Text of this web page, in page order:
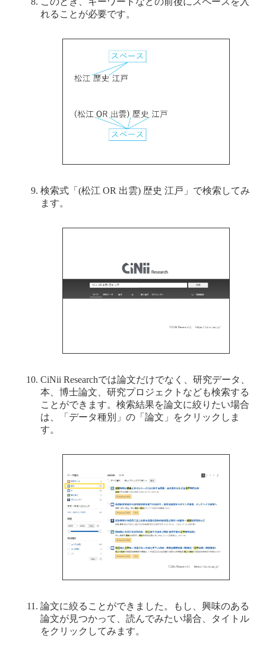
れることが必要です。
検索式「(松江 OR 出雲) 歴史 江戸」で検索してみ
ます。
CiNii Researchでは論文だけでなく、研究データ、
本、博士論文、研究プロジェクトなども検索する
ことができます。検索結果を論文に絞りたい場合
は、「データ種別」の「論文」をクリックしま
す。
論文に絞ることができました。もし、興味のある
論文が見つかって、読んでみたい場合、タイトル
をクリックしてみます。